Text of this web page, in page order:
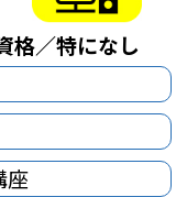
格／特になし
座